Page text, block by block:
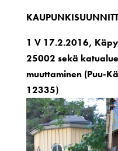
1 V 17.2.2016,
25002 sekä
muuttaminen (Puu-
12335)